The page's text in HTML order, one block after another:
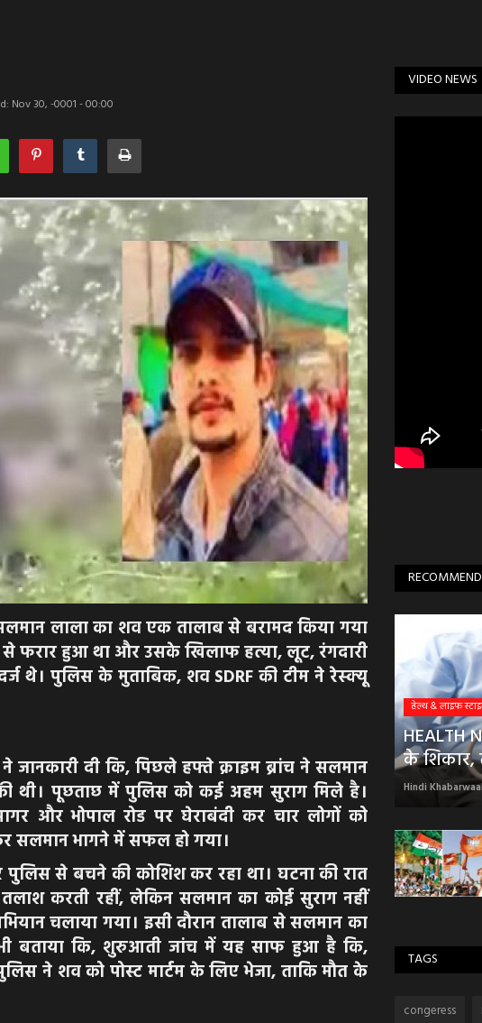
Nov 30, -0001 - 00:00
लाला का शव एक तालाब से बरामद किया गया
फरार हुआ था और उसके खिलाफ हत्या, लूट, रंगदारी
थे। पुलिस के मुताबिक, शव SDRF की टीम ने रेस्क्यू
जानकारी दी कि, पिछले हफ्ते क्राइम ब्रांच ने सलमान
थी। पूछताछ में पुलिस को कई अहम सुराग मिले है।
और भोपाल रोड पर घेराबंदी कर चार लोगों को
सलमान भागने में सफल हो गया।
से बचने की कोशिश कर रहा था। घटना की रात
करती रहीं, लेकिन सलमान का कोई सुराग नहीं
चलाया गया। इसी दौरान तालाब से सलमान का
बताया कि, शुरुआती जांच में यह साफ हुआ है कि,
ने शव को पोस्ट मार्टम के लिए भेजा, ताकि मौत के
VIDEO NEWS
हेल्थ & लाइफ
HEALTH
के शिकार,
Hindi
TAGS
congeress